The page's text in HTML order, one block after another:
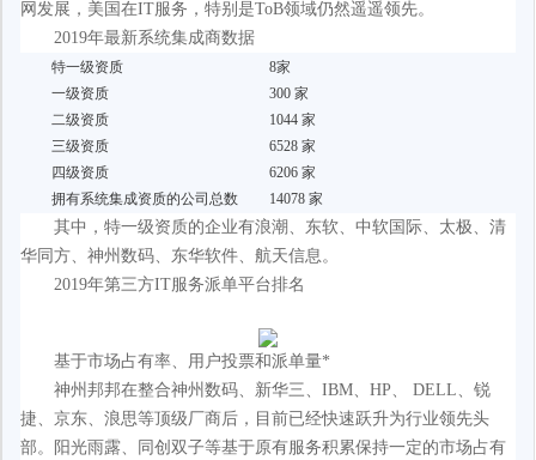
网发展，美国在IT服务，特别是ToB领域仍然遥遥领先。
2019年最新系统集成商数据
特一级资质
8家
一级资质
300 家
二级资质
1044 家
三级资质
6528 家
四级资质
6206 家
拥有系统集成资质的公司总数
14078 家
其中，特一级资质的企业有浪潮、东软、中软国际、太极、清
华同方、神州数码、东华软件、航天信息。
2019年第三方IT服务派单平台排名
基于市场占有率、用户投票和派单量*
神州邦邦在整合神州数码、新华三、IBM、HP、 DELL、锐
捷、京东、浪思等顶级厂商后，目前已经快速跃升为行业领先头
部。阳光雨露、同创双子等基于原有服务积累保持一定的市场占有